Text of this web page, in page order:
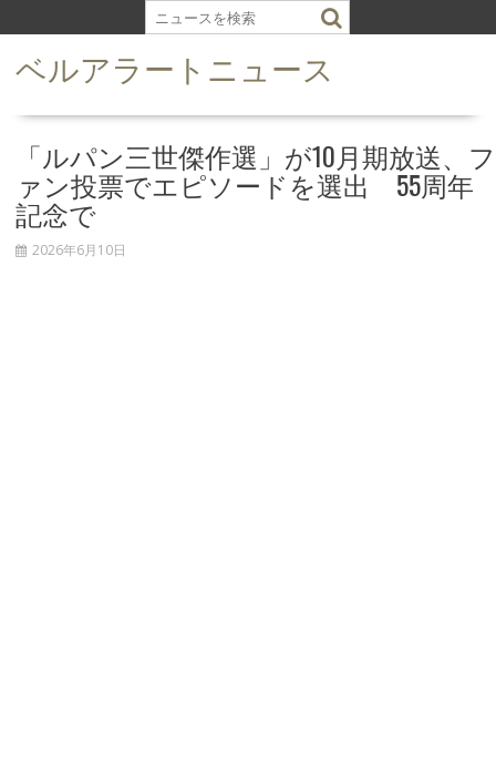
k
ベルアラートニュース
「ルパン三世傑作選」が10月期放送、フ
ァン投票でエピソードを選出 55周年
記念で
2026年6月10日